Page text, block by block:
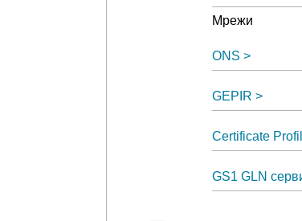
Мрежи
ONS
GEPIR
Certificate
GS1 GLN